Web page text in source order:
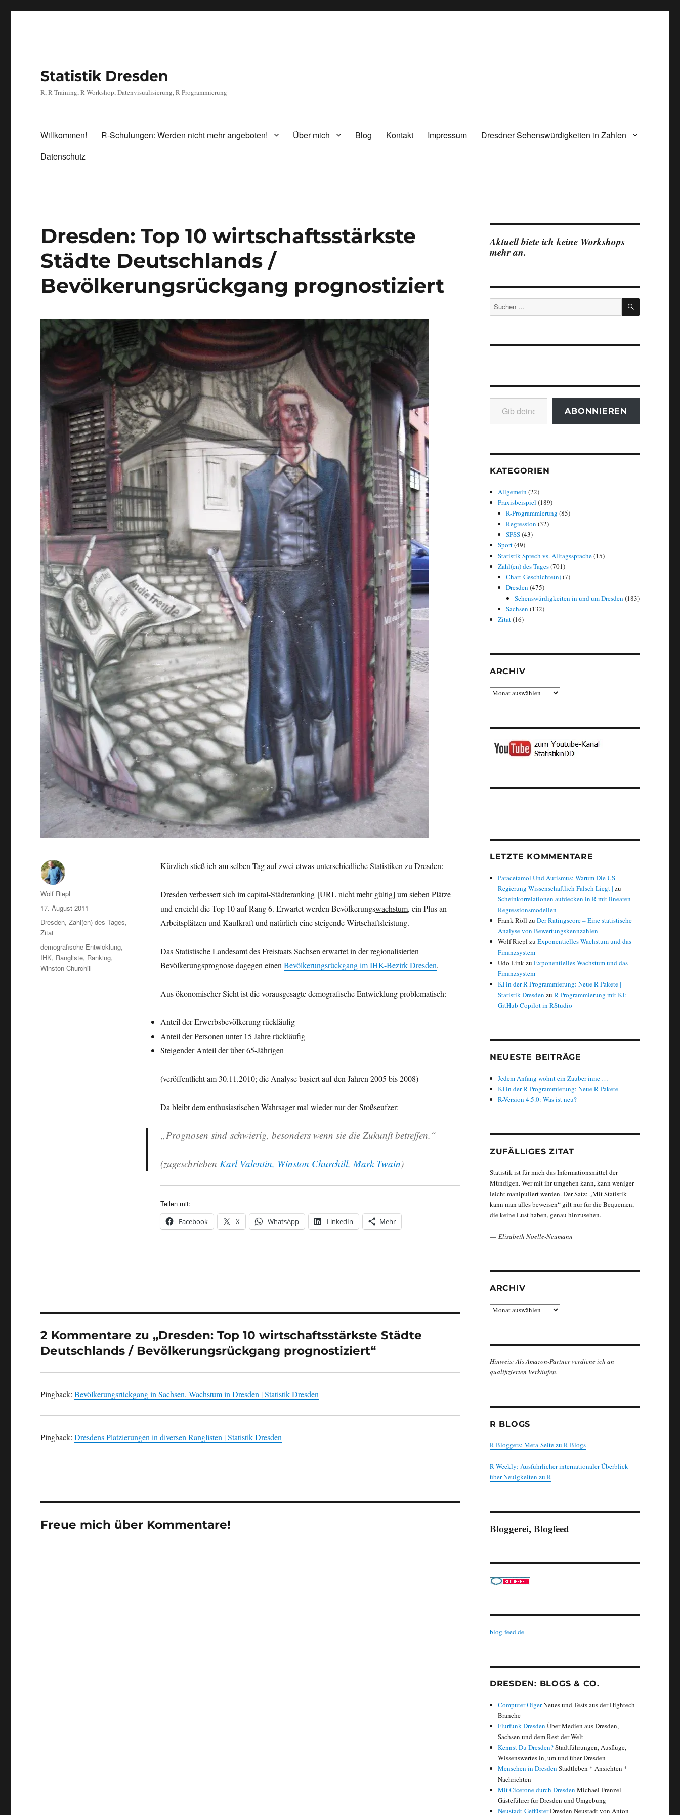
Statistik Dresden
R, R Training, R Workshop, Datenvisualisierung, R Programmierung
Willkommen! R-Schulungen: Werden nicht mehr angeboten! Über mich Blog Kontakt Impressum
Dresdner Sehenswürdigkeiten in Zahlen
Datenschutz
Dresden: Top 10 wirtschaftsstärkste
Städte Deutschlands /
Bevölkerungsrückgang prognostiziert
Kürzlich stieß ich am selben Tag auf zwei etwas unterschiedliche Statistiken zu Dresden:
Dresden verbessert sich im capital-Städteranking [URL nicht mehr gültig] um sieben Plätze
und erreicht die Top 10 auf Rang 6. Erwartet werden Bevölkerungswachstum, ein Plus an
Arbeitsplätzen und Kaufkraft und natürlich eine steigende Wirtschaftsleistung.
Das Statistische Landesamt des Freistaats Sachsen erwartet in der regionalisierten
Bevölkerungsprognose dagegen einen Bevölkerungsrückgang im IHK-Bezirk Dresden.
Aus ökonomischer Sicht ist die vorausgesagte demografische Entwicklung problematisch:
Anteil der Erwerbsbevölkerung rückläufig
Anteil der Personen unter 15 Jahre rückläufig
Steigender Anteil der über 65-Jährigen
(veröffentlicht am 30.11.2010; die Analyse basiert auf den Jahren 2005 bis 2008)
Da bleibt dem enthusiastischen Wahrsager mal wieder nur der Stoßseufzer:
„Prognosen sind schwierig, besonders wenn sie die Zukunft betreffen.“
(zugeschrieben Karl Valentin, Winston Churchill, Mark Twain)
Teilen mit:
Facebook X WhatsApp LinkedIn Mehr
Autor
Wolf Riepl
Veröffentlicht
am
17. August 2011
Kategorien
Dresden,Zahl(en) des Tages,
Zitat
Schlagwörter
demografische Entwicklung,
IHK, Rangliste, Ranking,
Winston Churchill
2 Kommentare zu „Dresden: Top 10 wirtschaftsstärkste Städte
Deutschlands / Bevölkerungsrückgang prognostiziert“
Pingback:Bevölkerungsrückgang in Sachsen, Wachstum in Dresden | Statistik Dresden
Pingback:Dresdens Platzierungen in diversen Ranglisten | Statistik Dresden
Freue mich über Kommentare!
Aktuell biete ich keine Workshops
mehr an.
Suchen
nach:
SUCHEN
Gib deine E-Mail-Adresse ein ...
ABONNIEREN
KATEGORIEN
Allgemein (22)
Praxisbeispiel (189)
R-Programmierung (85)
Regression (32)
SPSS(43)
Sport(49)
Statistik-Sprech vs. Alltagssprache(15)
Zahl(en) des Tages(701)
Chart-Geschichte(n)(7)
Dresden (475)
Sehenswürdigkeiten in und um Dresden (183)
Sachsen (132)
Zitat(16)
ARCHIV
Archiv
LETZTE KOMMENTARE
Paracetamol Und Autismus: Warum Die US-
Regierung Wissenschaftlich Falsch Liegt | zu
Scheinkorrelationen aufdecken in R mit linearen
Regressionsmodellen
Frank Röll zuDer Ratingscore – Eine statistische
Analyse von Bewertungskennzahlen
Wolf Riepl zuExponentielles Wachstum und das
Finanzsystem
Udo LinkzuExponentielles Wachstum und das
Finanzsystem
KI in der R-Programmierung: Neue R-Pakete |
Statistik Dresden zuR-Programmierung mit KI:
GitHub Copilot in RStudio
NEUESTE BEITRÄGE
Jedem Anfang wohnt ein Zauber inne …
KI in der R-Programmierung: Neue R-Pakete
R-Version 4.5.0: Was ist neu?
ZUFÄLLIGES ZITAT
Statistik ist für mich das Informationsmittel der
Mündigen. Wer mit ihr umgehen kann, kann weniger
leicht manipuliert werden. Der Satz: „Mit Statistik
kann man alles beweisen“ gilt nur für die Bequemen,
die keine Lust haben, genau hinzusehen.
— Elisabeth Noelle-Neumann
ARCHIV
Archiv
Hinweis: Als Amazon-Partner verdiene ich an
qualifizierten Verkäufen.
R BLOGS
R Bloggers: Meta-Seite zu R Blogs
R Weekly: Ausführlicher internationaler Überblick
über Neuigkeiten zu R
Bloggerei, Blogfeed
blog-feed.de
DRESDEN: BLOGS & CO.
Computer-OigerNeues und Tests aus der Hightech-
Branche
Flurfunk Dresden Über Medien aus Dresden,
Sachsen und dem Rest der Welt
Kennst Du Dresden?Stadtführungen, Ausflüge,
Wissenswertes in, um und über Dresden
Menschen in Dresden Stadtleben * Ansichten *
Nachrichten
Mit Cicerone durch Dresden Michael Frenzel –
Gästeführer für Dresden und Umgebung
Neustadt-GeflüsterDresden Neustadt von Anton